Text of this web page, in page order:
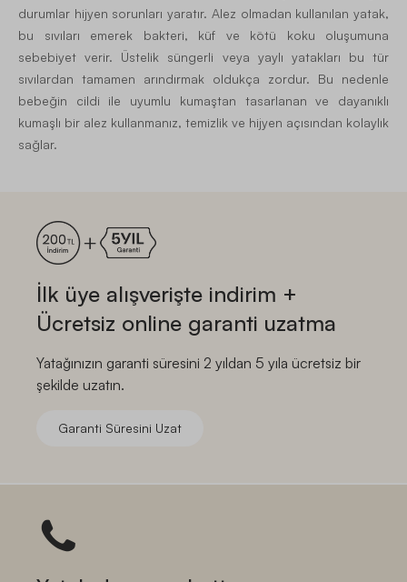
durumlar hijyen sorunları yaratır. Alez olmadan kullanılan yatak,
bu sıvıları emerek bakteri, küf ve kötü koku oluşumuna
sebebiyet verir. Üstelik süngerli veya yaylı yatakları bu tür
sıvılardan tamamen arındırmak oldukça zordur. Bu nedenle
bebeğin cildi ile uyumlu kumaştan tasarlanan ve dayanıklı
kumaşlı bir alez kullanmanız, temizlik ve hijyen açısından kolaylık
sağlar.
İlk üye alışverişte indirim +
Ücretsiz online garanti uzatma
Yatağınızın garanti süresini 2 yıldan 5 yıla ücretsiz bir
şekilde uzatın.
Garanti Süresini Uzat